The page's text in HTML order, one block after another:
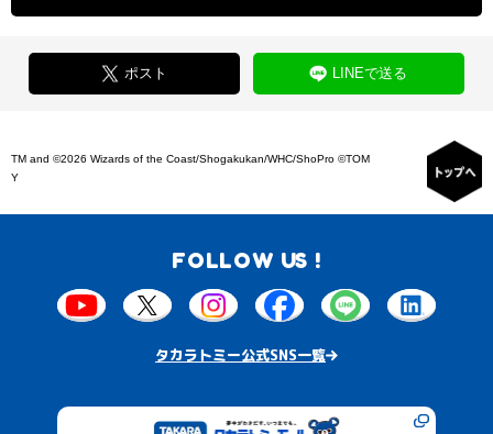
ポスト LINEで送る
TM and ©2026 Wizards of the Coast/Shogakukan/WHC/ShoPro ©TOM
Y
FOLLOW US !
タカラトミー公式SNS一覧